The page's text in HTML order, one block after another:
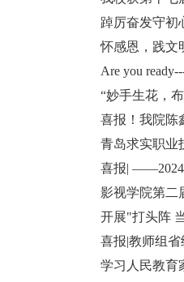
踔厉奋发守
怀感恩，践
Are you
“妙手生花，
喜报！我院陈
青岛求实职业
喜报| ——2024
影视学院第二
开展"打头阵
喜报|教师组
学习人民教